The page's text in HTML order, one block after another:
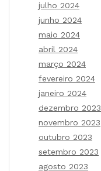
julho 2024
junho 2024
maio 2024
abril 2024
março 2024
fevereiro 2024
janeiro 2024
dezembro 2023
novembro 2023
outubro 2023
setembro 2023
agosto 2023